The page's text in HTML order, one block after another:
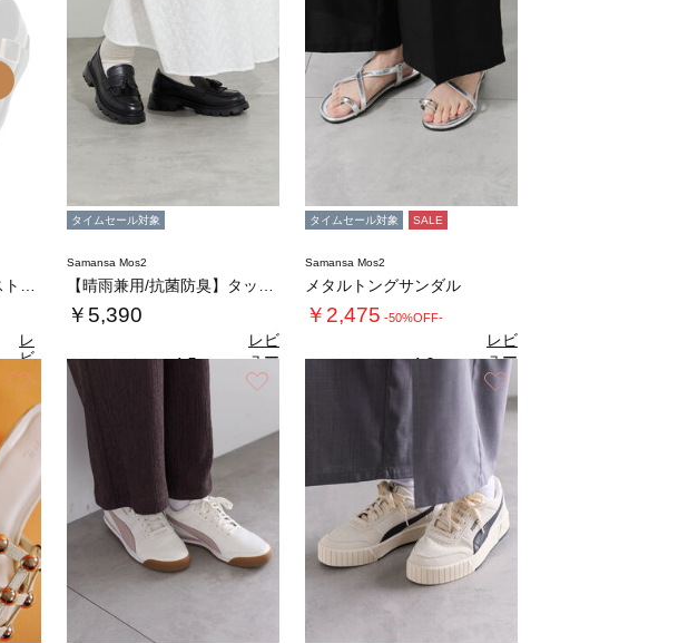
レ
ビ
ュ
ー
を
見
る
タイムセール対象
Samansa Mos2
￥5,390
4.5（2）
レビ
ュー
を見
る
タイムセール対象 SALE
Samansa Mos2
メタルトングサンダル
￥2,475 -50%OFF-
4.0（1）
レビ
ュー
を見
る
お気に入り お気に入り